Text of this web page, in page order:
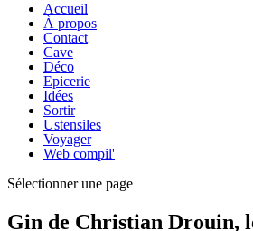
Accueil
À propos
Contact
Cave
Déco
Epicerie
Idées
Sortir
Ustensiles
Voyager
Web compil'
Sélectionner une page
Gin de Christian Drouin,